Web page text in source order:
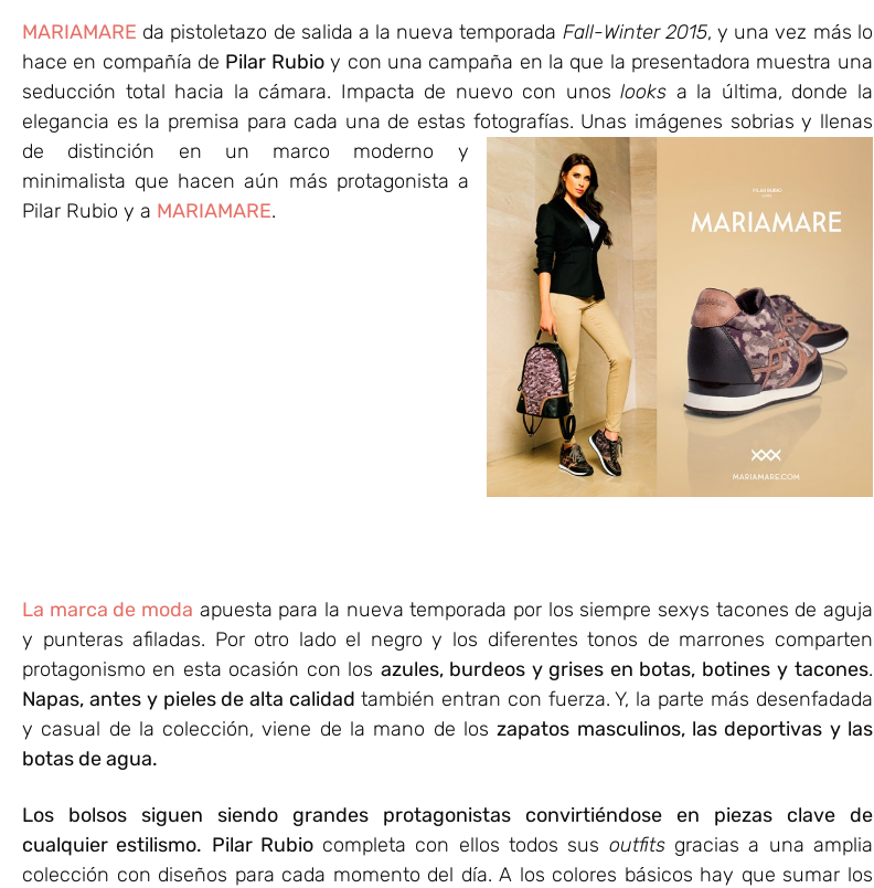
MARIAMARE da pistoletazo de salida a la nueva temporada Fall-Winter 2015, y una vez más lo
hace en compañía de Pilar Rubioy con una campaña en la que la presentadora muestra una
seducción total hacia la cámara. Impacta de nuevo con unoslooks a la última, donde la
elegancia es la premisa para cada una de estas fotografías. Unas imágenes sobrias y llenas
de distinción en un marco moderno y
minimalista que hacen aún más protagonista a
Pilar Rubio y a MARIAMARE.
La marca de moda apuesta para la nueva temporada por los siempre sexys tacones de aguja
y punteras afiladas. Por otro lado el negro y los diferentes tonos de marrones comparten
protagonismo en esta ocasión con los azules, burdeos y grises en botas, botines y tacones.
Napas, antes y pieles de alta calidad también entran con fuerza. Y, la parte más desenfadada
y casual de la colección, viene de la mano de loszapatos masculinos, las deportivas y las
botas de agua.
Los bolsos siguen siendo grandes protagonistas convirtiéndose en piezas clave de
cualquier estilismo. Pilar Rubiocompleta con ellos todos sus outfitsgracias a una amplia
colección con diseños para cada momento del día. A los colores básicos hay que sumar los